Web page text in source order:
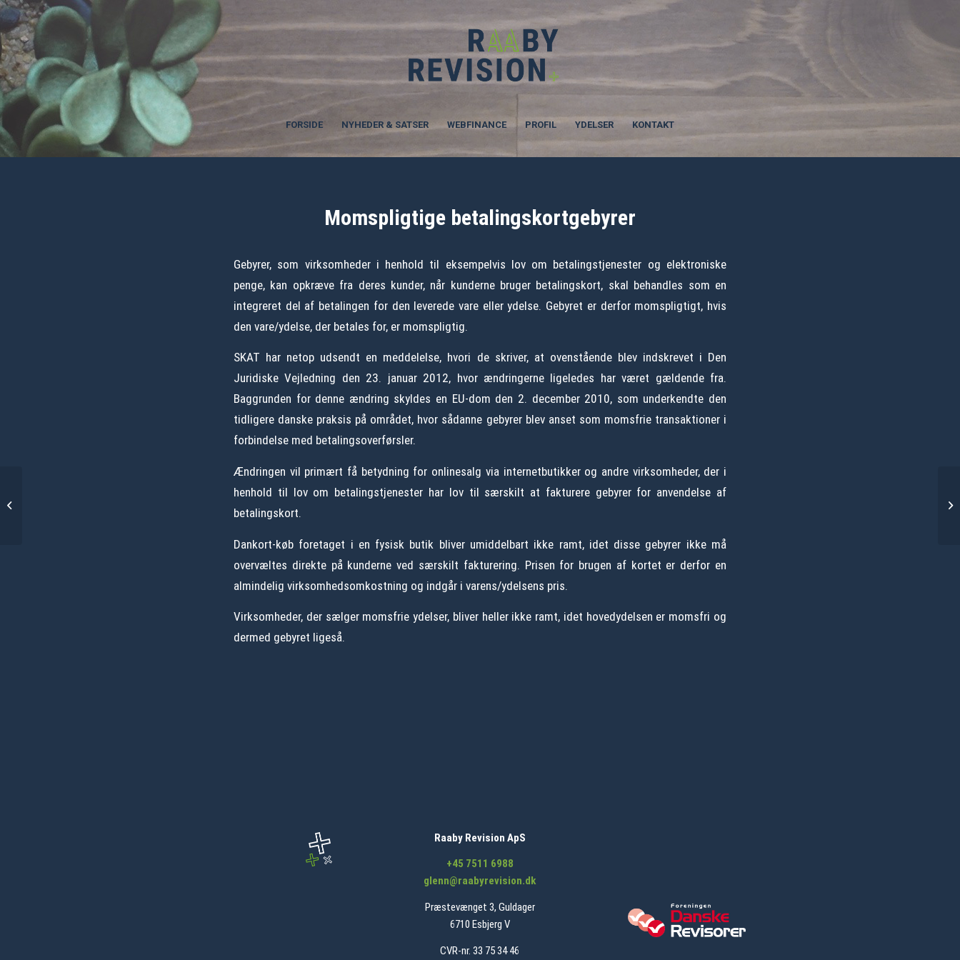
FORSIDE NYHEDER & SATSER WEBFINANCE PROFIL YDELSER KONTAKT
Momspligtige betalingskortgebyrer
Gebyrer, som virksomheder i henhold til eksempelvis lov om betalingstjenester og elektroniske
penge, kan opkræve fra deres kunder, når kunderne bruger betalingskort, skal behandles som en
integreret del af betalingen for den leverede vare eller ydelse. Gebyret er derfor momspligtigt, hvis
den vare/ydelse, der betales for, er momspligtig.
SKAT har netop udsendt en meddelelse, hvori de skriver, at ovenstående blev indskrevet i Den
Juridiske Vejledning den 23. januar 2012, hvor ændringerne ligeledes har været gældende fra.
Baggrunden for denne ændring skyldes en EU-dom den 2. december 2010, som underkendte den
tidligere danske praksis på området, hvor sådanne gebyrer blev anset som momsfrie transaktioner i
forbindelse med betalingsoverførsler.
Ændringen vil primært få betydning for onlinesalg via internetbutikker og andre virksomheder, der i
henhold til lov om betalingstjenester har lov til særskilt at fakturere gebyrer for anvendelse af
betalingskort.
Dankort-køb foretaget i en fysisk butik bliver umiddelbart ikke ramt, idet disse gebyrer ikke må
overvæltes direkte på kunderne ved særskilt fakturering. Prisen for brugen af kortet er derfor en
almindelig virksomhedsomkostning og indgår i varens/ydelsens pris.
Virksomheder, der sælger momsfrie ydelser, bliver heller ikke ramt, idet hovedydelsen er momsfri og
dermed gebyret ligeså.
Raaby Revision ApS
+45 7511 6988
glenn@raabyrevision.dk
Præstevænget 3, Guldager
6710 Esbjerg V
CVR-nr. 33 75 34 46